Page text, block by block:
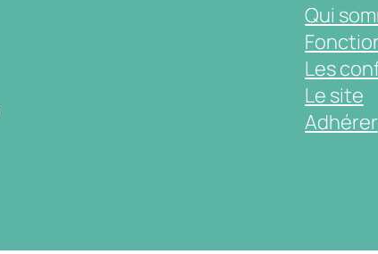
Qui
Les
Le site
Adhérer